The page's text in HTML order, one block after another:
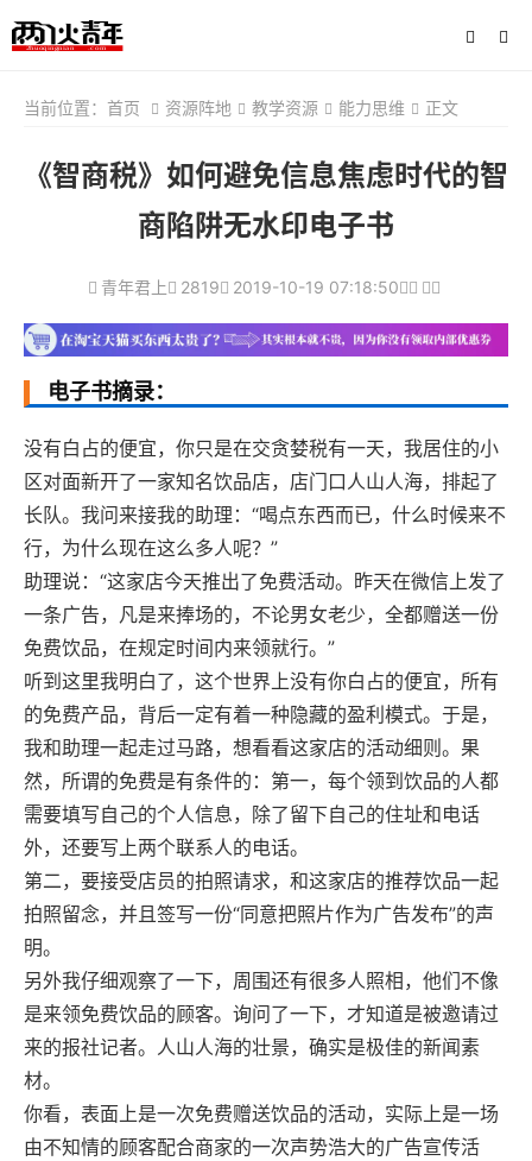
当前位置： 首页 资源阵地 教学资源 能力思维 正文
《智商税》如何避免信息焦虑时代的智
商陷阱无水印电子书
青年君上 2819 2019-10-19 07:18:50
电子书摘录：
没有白占的便宜，你只是在交贪婪税有一天，我居住的小
区对面新开了一家知名饮品店，店门口人山人海，排起了
长队。我问来接我的助理：“喝点东西而已，什么时候来不
行，为什么现在这么多人呢？”
助理说：“这家店今天推出了免费活动。昨天在微信上发了
一条广告，凡是来捧场的，不论男女老少，全都赠送一份
免费饮品，在规定时间内来领就行。”
听到这里我明白了，这个世界上没有你白占的便宜，所有
的免费产品，背后一定有着一种隐藏的盈利模式。于是，
我和助理一起走过马路，想看看这家店的活动细则。果
然，所谓的免费是有条件的：第一，每个领到饮品的人都
需要填写自己的个人信息，除了留下自己的住址和电话
外，还要写上两个联系人的电话。
第二，要接受店员的拍照请求，和这家店的推荐饮品一起
拍照留念，并且签写一份“同意把照片作为广告发布”的声
明。
另外我仔细观察了一下，周围还有很多人照相，他们不像
是来领免费饮品的顾客。询问了一下，才知道是被邀请过
来的报社记者。人山人海的壮景，确实是极佳的新闻素
材。
你看，表面上是一次免费赠送饮品的活动，实际上是一场
由不知情的顾客配合商家的一次声势浩大的广告宣传活